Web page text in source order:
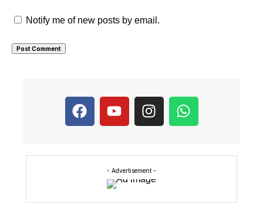
Notify me of new posts by email.
- Advertisement -